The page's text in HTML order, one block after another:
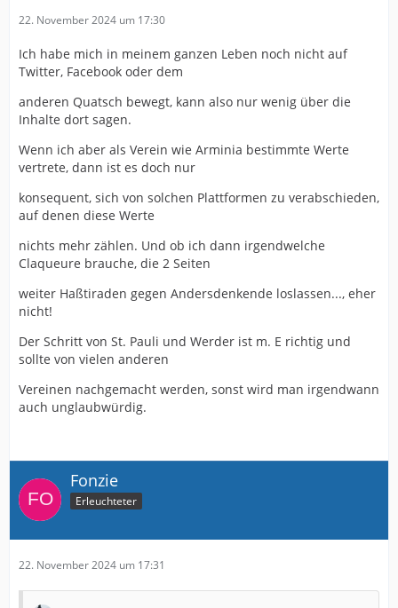
22. November 2024 um 17:30
Ich habe mich in meinem ganzen Leben noch nicht auf
Twitter, Facebook oder dem
anderen Quatsch bewegt, kann also nur wenig über die
Inhalte dort sagen.
Wenn ich aber als Verein wie Arminia bestimmte Werte
vertrete, dann ist es doch nur
konsequent, sich von solchen Plattformen zu verabschieden,
auf denen diese Werte
nichts mehr zählen. Und ob ich dann irgendwelche
Claqueure brauche, die 2 Seiten
weiter Haßtiraden gegen Andersdenkende loslassen..., eher
nicht!
Der Schritt von St. Pauli und Werder ist m. E richtig und
sollte von vielen anderen
Vereinen nachgemacht werden, sonst wird man irgendwann
auch unglaubwürdig.
Fonzie
Erleuchteter
22. November 2024 um 17:31